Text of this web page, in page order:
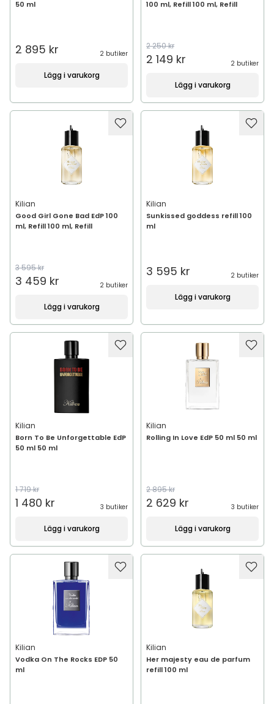
50 ml
2 895 kr 2 butiker
Lägg i varukorg
100 ml, Refill 100 ml, Refill
2 250 kr
2 149 kr 2 butiker
Lägg i varukorg
Kilian
Good Girl Gone Bad EdP 100
ml, Refill 100 ml, Refill
3 595 kr
3 459 kr 2 butiker
Lägg i varukorg
Kilian
Sunkissed goddess refill 100
ml
3 595 kr 2 butiker
Lägg i varukorg
Kilian
Born To Be Unforgettable EdP
50 ml 50 ml
1 719 kr
1 480 kr 3 butiker
Lägg i varukorg
Kilian
Rolling In Love EdP 50 ml 50 ml
2 895 kr
2 629 kr 3 butiker
Lägg i varukorg
Kilian
Vodka On The Rocks EDP 50
ml
Kilian
Her majesty eau de parfum
refill 100 ml